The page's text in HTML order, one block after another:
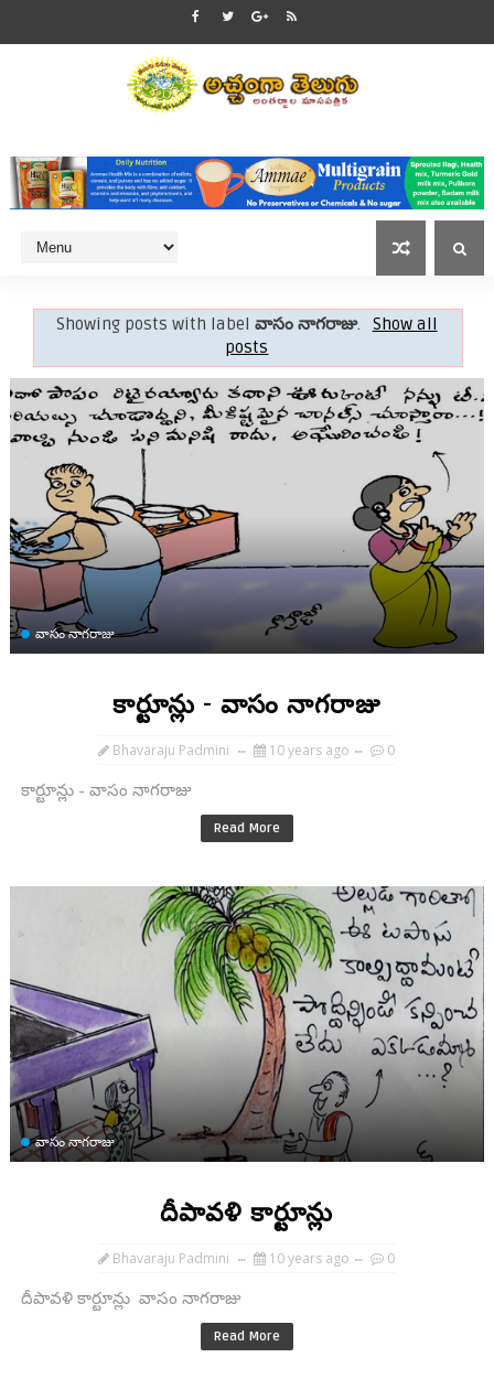
Showing posts with labelవాసం నాగరాజు.
Show all
posts
వాసం నాగరాజు
కార్టూన్లు - వాసం నాగరాజు
Bhavaraju Padmini 10 years ago 0
కార్టూన్లు - వాసం నాగరాజు
Read More
వాసం నాగరాజు
దీపావళి కార్టూన్లు
Bhavaraju Padmini 10 years ago 0
దీపావళి కార్టూన్లు వాసం నాగరాజు
Read More